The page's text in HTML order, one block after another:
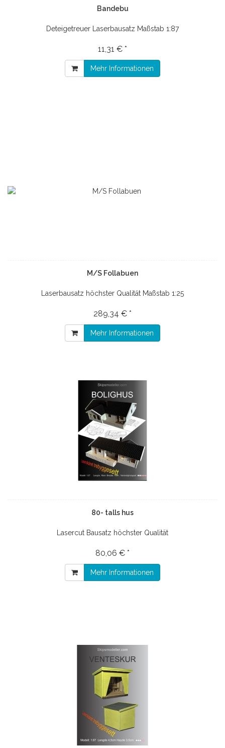
Bandebu
Deteigetreuer Laserbausatz Maßstab 1:87
11,31 € *
Mehr Informationen
M/S Follabuen
Laserbausatz höchster Qualität Maßstab 1:25
289,34 € *
Mehr Informationen
80- talls hus
Lasercut Bausatz höchster Qualität
80,06 € *
Mehr Informationen